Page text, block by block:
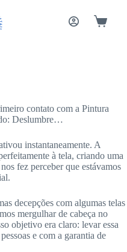
Carrinho
contato com a Pintura
Deslumbre…
instantaneamente. A
à tela, criando uma
fez perceber que estávamos
decepções com algumas telas
mergulhar de cabeça no
objetivo era claro: levar essa
e com a garantia de